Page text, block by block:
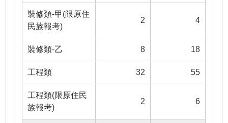
裝修類-甲(限原住
民族報考)
2 4
裝修類-乙 8 18
工程類 32 55
工程類(限原住民
族報考)
2 6